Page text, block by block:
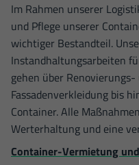
Im Rahmen unserer
und Pflege unserer
wichtiger Bestandteil.
Instandhaltungsarbeiten
gehen über
Fassadenverkleidung bis
Container. Alle
Werterhaltung und eine
Container-Vermietung